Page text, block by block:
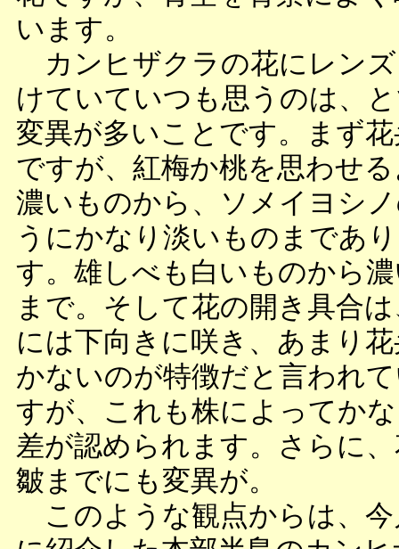
います。
カンヒザクラの花にレン
けていていつも思うのは、
変異が多いことです。まず
ですが、紅梅か桃を思わせ
濃いものから、ソメイヨシ
うにかなり淡いものまであ
す。雄しべも白いものから
まで。そして花の開き具合
には下向きに咲き、あまり
かないのが特徴だと言われ
すが、これも株によってか
差が認められます。さらに
皺までにも変異が。
このような観点からは、今